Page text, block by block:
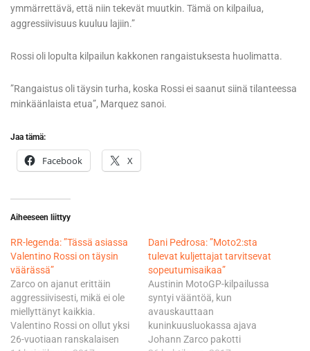
ymmärrettävä, että niin tekevät muutkin. Tämä on kilpailua,
aggressiivisuus kuuluu lajiin.”
Rossi oli lopulta kilpailun kakkonen rangaistuksesta huolimatta.
”Rangaistus oli täysin turha, koska Rossi ei saanut siinä tilanteessa
minkäänlaista etua”, Marquez sanoi.
Jaa tämä:
Facebook X
Aiheeseen liittyy
RR-legenda: ”Tässä asiassa
Valentino Rossi on täysin
väärässä”
Zarco on ajanut erittäin
aggressiivisesti, mikä ei ole
miellyttänyt kaikkia.
Valentino Rossi on ollut yksi
26-vuotiaan ranskalaisen
​Dani Pedrosa: ”Moto2:sta
tulevat kuljettajat tarvitsevat
sopeutumisaikaa”
Austinin MotoGP-kilpailussa
syntyi vääntöä, kun
avauskauttaan
kuninkuusluokassa ajava
Johann Zarco pakotti